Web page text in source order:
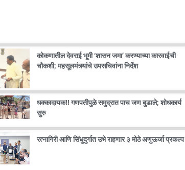
कोकणातील देवराई भूमी ‘शासन जमा’ करण्याच्या कारवाईची
चौकशी; महसूलमंत्र्यांचे उपसचिवांना निर्देश
धक्कादायक!! गणपतीपुळे समुद्रात पाच जण बुडाले; शोधकार्य
सुरु
रत्नागिरी आणि सिंधुदुर्गात उभे राहणार ३ मोठे अणुऊर्जा प्रकल्प